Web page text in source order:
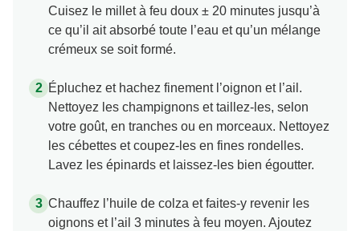
Cuisez le millet à feu doux ± 20 minutes jusqu’à
ce qu’il ait absorbé toute l’eau et qu’un mélange
crémeux se soit formé.
Épluchez et hachez finement l’oignon et l’ail.
Nettoyez les champignons et taillez-les, selon
votre goût, en tranches ou en morceaux. Nettoyez
les cébettes et coupez-les en fines rondelles.
Lavez les épinards et laissez-les bien égoutter.
Chauffez l’huile de colza et faites-y revenir les
oignons et l’ail 3 minutes à feu moyen. Ajoutez